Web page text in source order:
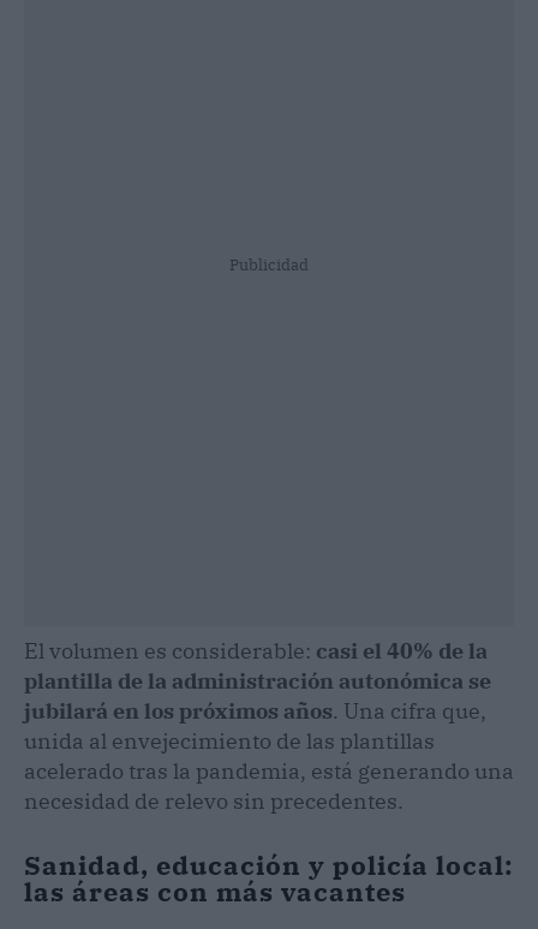
Publicidad
El volumen es considerable: casi el 40% de la
plantilla de la administración autonómica se
jubilará en los próximos años. Una cifra que,
unida al envejecimiento de las plantillas
acelerado tras la pandemia, está generando una
necesidad de relevo sin precedentes.
Sanidad, educación y policía local:
las áreas con más vacantes